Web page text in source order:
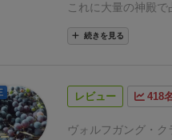
これに大量の神殿
ったこれだけなん
ト方式。ティカル
になるように運河タ
するときは、どうや
は、湖畔に寄らな
続きを見る
レビュー 418
ヴォルフガング・ク